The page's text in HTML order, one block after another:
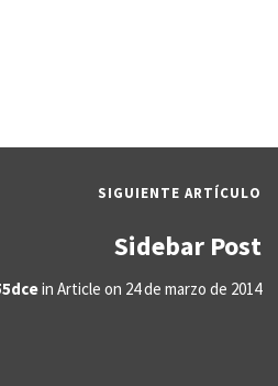
SIGUIENTE ARTÍCULO
Sidebar Post
in Article on 24 de marzo de 2014